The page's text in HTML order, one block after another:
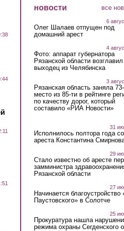
новости все
6
Олег Шалаев отпущен под
домашний арест
4
Фото: аппарат губернатора
Рязанской области возглавил
выходец из Челябинска
3
Рязанская область заняла
место из 85-ти в рейтинге
по качеству дорог, который
составило «РИА Новости»
31
Исполнилось полтора года
ареста Константина
29
Стало известно об аресте
замминистра
Рязанской области
27
Начинается благоустройство
Паустовского» в Солотче
25
Прокуратура нашла
режима охраны Сегденского